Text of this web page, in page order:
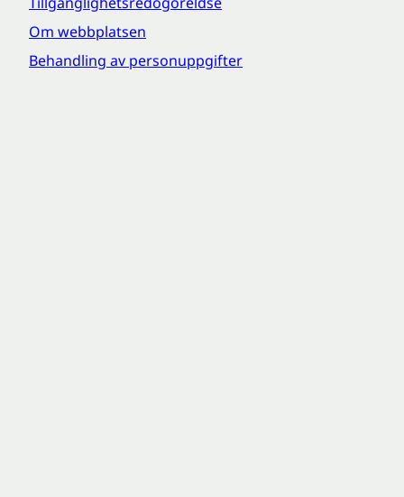
Om webbplatsen
Behandling av personuppgifter